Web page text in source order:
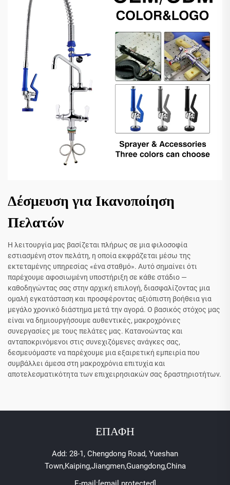
Δέσμευση για Ικανοποίηση
Πελατών
Η λειτουργία μας βασίζεται πλήρως σε μια φιλοσοφία
εστιασμένη στον πελάτη, η οποία εκφράζεται μέσω της
εκτεταμένης υπηρεσίας «ένα σταθμό». Αυτό σημαίνει ότι
παρέχουμε αφοσιωμένη υποστήριξη σε κάθε στάδιο —
καθοδηγώντας σας στην αρχική επιλογή, διασφαλίζοντας μια
ομαλή εγκατάσταση και προσφέροντας αξιόπιστη βοήθεια για
μεγάλο χρονικό διάστημα μετά την αγορά. Ο βασικός στόχος μας
είναι να δημιουργήσουμε αυθεντικές, μακροχρόνιες
συνεργασίες με τους πελάτες μας. Κατανοώντας και
ανταποκρινόμενοι στις συνεχιζόμενες ανάγκες σας,
δεσμευόμαστε να παρέχουμε μια εξαιρετική εμπειρία που
συμβάλλει άμεσα στη μακροχρόνια επιτυχία και
αποτελεσματικότητα των επιχειρησιακών σας δραστηριοτήτων.
ΕΠΑΦΗ
Add: 28-1, Chengdong Road, Yueshan
Town,Kaiping,Jiangmen,Guangdong,China